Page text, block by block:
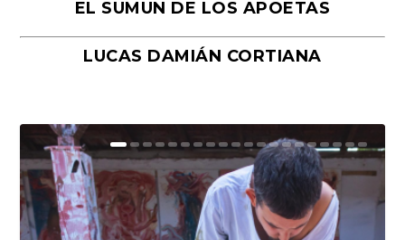
Moral, de Lyra Ekström Lindbäck.
Revolución, de Hugo Gonçalves.
«La música ha sido el gran amor de
«El barman del Ritz», de Philippe
Mañanas de editorial, noches de
EL SUMUN DE LOS APOETAS
LUCAS DAMIÁN CORTIANA